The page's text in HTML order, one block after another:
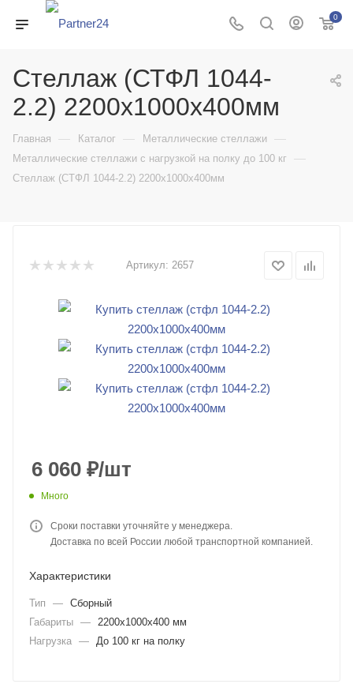
0
Стеллаж (СТФЛ 1044-
2.2) 2200х1000х400мм
Главная — Каталог — Металлические стеллажи —
Металлические стеллажи с нагрузкой на полку до 100 кг —
Стеллаж (СТФЛ 1044-2.2) 2200х1000х400мм
Артикул: 2657
6 060 ₽/шт
Много
Сроки поставки уточняйте у менеджера.
Доставка по всей России любой транспортной компанией.
Характеристики
Тип — Сборный
Габариты —
2200x1000x400 мм
Нагрузка — До 100 кг на полку